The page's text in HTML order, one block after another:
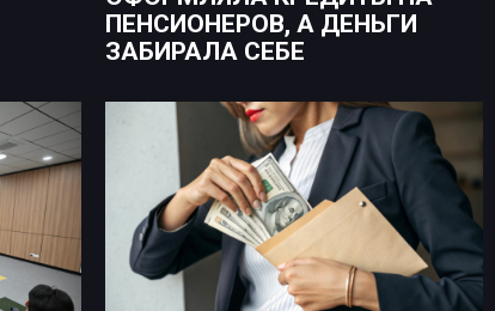
ПЕНСИОНЕРОВ, А ДЕНЬГИ
ЗАБИРАЛА СЕБЕ